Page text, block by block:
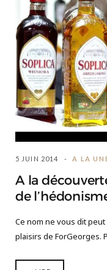
5 JUIN 2014 A LA
A la
de
Ce nom ne vous dit
plaisirs de ForGeorges.